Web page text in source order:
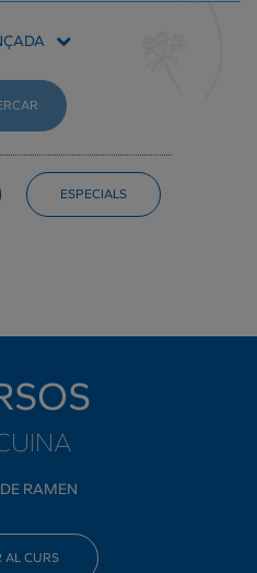
ESPECIALS
RAMEN
AL CURS